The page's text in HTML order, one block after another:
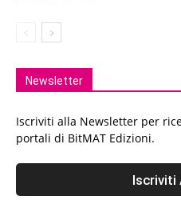
Newsletter
Iscriviti alla Newsletter per
portali di BitMAT Edizioni.